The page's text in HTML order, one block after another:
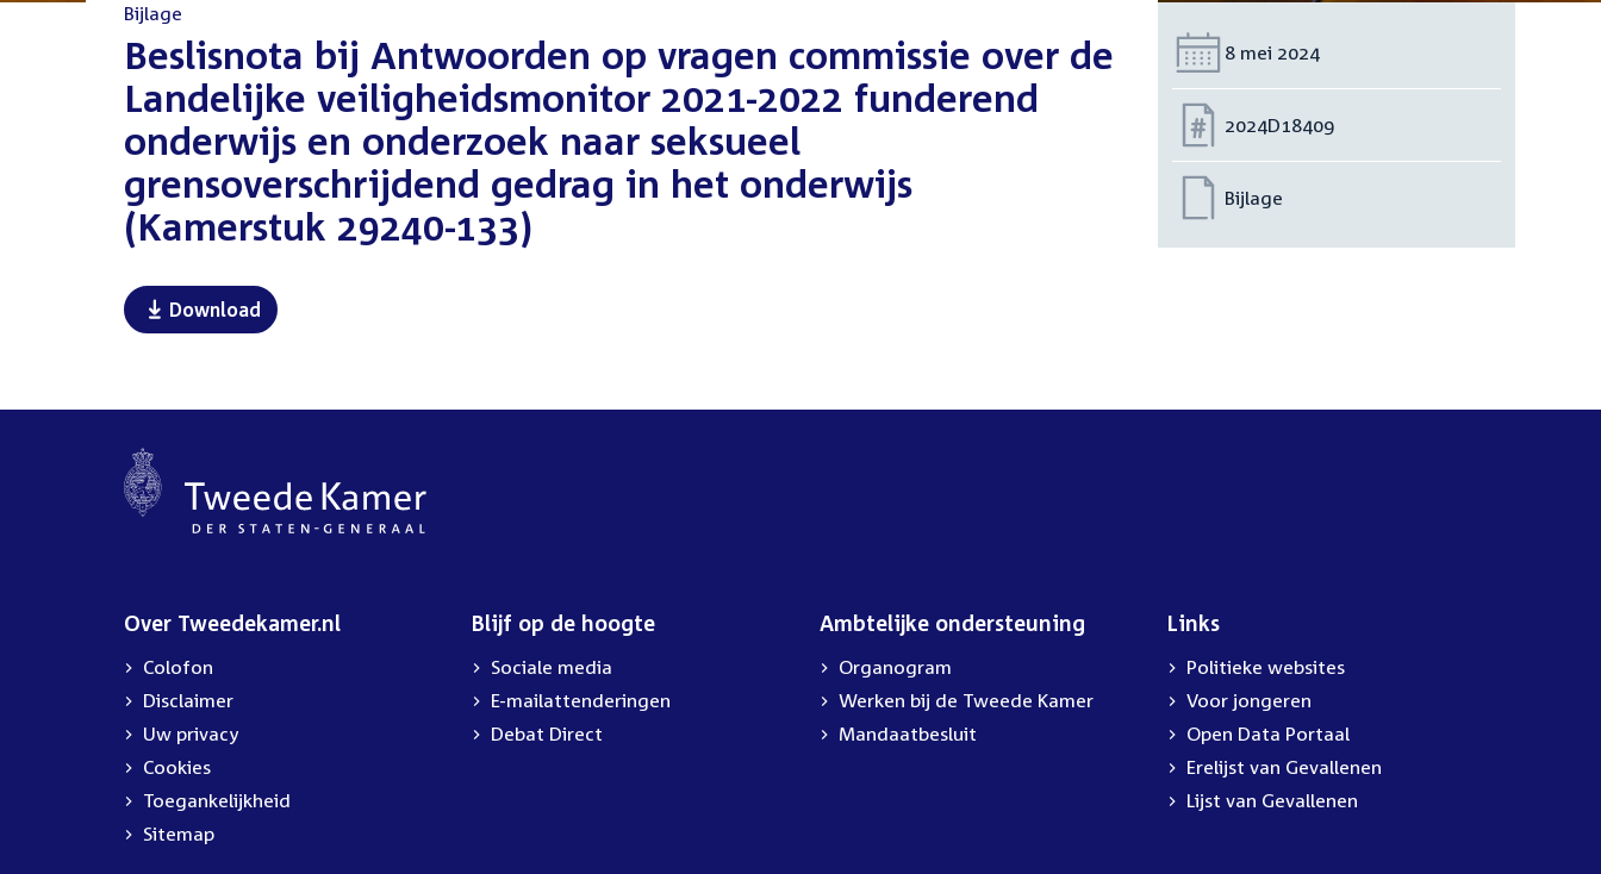
Bijlage
:Beslisnota bij Antwoorden op vragen commissie over de
Landelijke veiligheidsmonitor 2021-2022 funderend
onderwijs en onderzoek naar seksueel
grensoverschrijdend gedrag in het onderwijs
(Kamerstuk 29240-133)
Download
Datum:
8 mei 2024
Nummer:
2024D18409
Bijlage
Over Tweedekamer.nl
Colofon
Disclaimer
Uw privacy
Cookies
Toegankelijkheid
Sitemap
Blijf op de hoogte
Sociale media
E-mailattenderingen
Debat Direct
Ambtelijke ondersteuning
Organogram
Werken bij de Tweede Kamer
Mandaatbesluit
Links
Politieke websites
Voor jongeren
Open Data Portaal
Erelijst van Gevallenen
Lijst van Gevallenen